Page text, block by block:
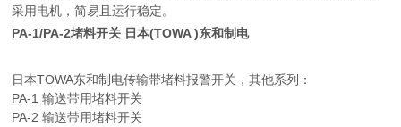
采用电机，简易且运行稳定。
PA-1/PA-2堵料开关 日本(TOWA )东和制电
日本TOWA东和制电传输带堵料报警开关，其他系列：
PA-1 输送带用堵料开关
PA-2 输送带用堵料开关